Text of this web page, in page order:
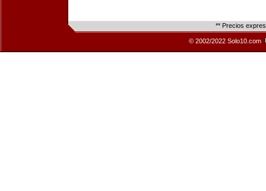
** Precios
© 2002/2022 Solo10.com